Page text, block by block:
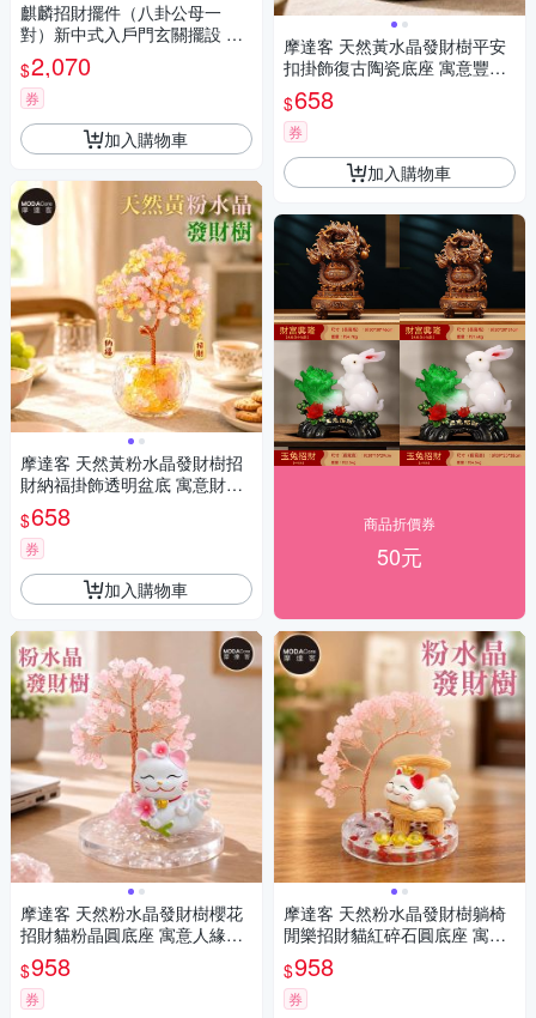
麒麟招財擺件（八卦公母一
對）新中式入戶門玄關擺設 客
廳辦公室風水擺件 公司店鋪開
業送禮
$2,070
券
加入購物車
摩達客 天然黃粉水晶發財樹招
財納福掛飾透明盆底 寓意財運
人緣和諧 質感居家招福擺飾
$658
券
加入購物車
摩達客 天然粉水晶發財樹櫻花
招財貓粉晶圓底座 寓意人緣親
和力 質感居家招福擺飾
$958
券
摩達客 天然黃水晶發財樹平安
扣掛飾復古陶瓷底座 寓意豐盛
富足 質感居家招福擺飾
$658
券
加入購物車
商品折價券
50元
摩達客 天然粉水晶發財樹躺椅
閒樂招財貓紅碎石圓底座 寓意
感情人際好運 質感居家招福擺
飾
$958
券